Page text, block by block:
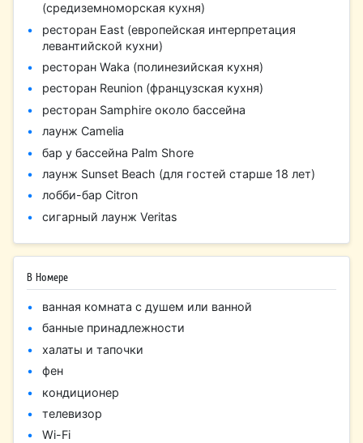
(средиземноморская кухня)
ресторан East (европейская интерпретация
левантийской кухни)
ресторан Waka (полинезийская кухня)
ресторан Reunion (французская кухня)
ресторан Samphire около бассейна
лаунж Camelia
бар у бассейна Palm Shore
лаунж Sunset Beach (для гостей старше 18 лет)
лобби-бар Citron
сигарный лаунж Veritas
В Номере
ванная комната с душем или ванной
банные принадлежности
халаты и тапочки
фен
кондиционер
телевизор
Wi-Fi